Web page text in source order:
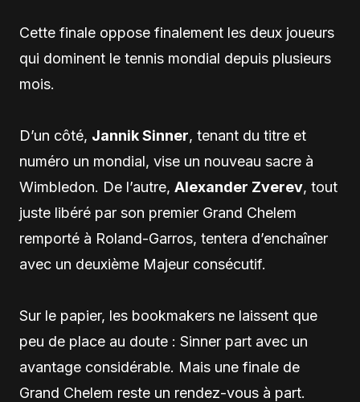
Cette finale oppose finalement les deux joueurs
qui dominent le tennis mondial depuis plusieurs
mois.
D’un côté, Jannik Sinner, tenant du titre et
numéro un mondial, vise un nouveau sacre à
Wimbledon. De l’autre, Alexander Zverev, tout
juste libéré par son premier Grand Chelem
remporté à Roland-Garros, tentera d’enchaîner
avec un deuxième Majeur consécutif.
Sur le papier, les bookmakers ne laissent que
peu de place au doute : Sinner part avec un
avantage considérable. Mais une finale de
Grand Chelem reste un rendez-vous à part.